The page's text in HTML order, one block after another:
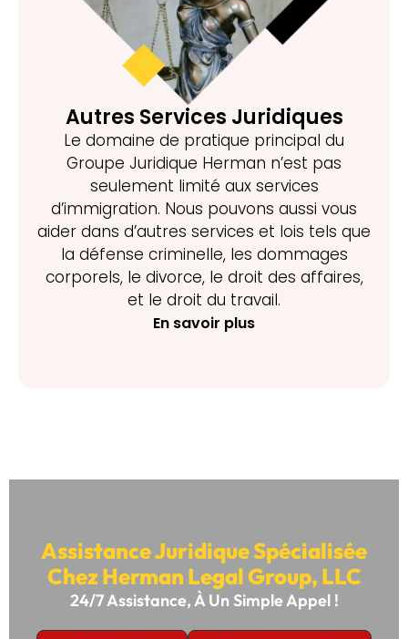
Autres Services Juridiques
Le domaine de pratique principal du
Groupe Juridique Herman n’est pas
seulement limité aux services
d’immigration. Nous pouvons aussi vous
aider dans d’autres services et lois tels que
la défense criminelle, les dommages
corporels, le divorce, le droit des affaires,
et le droit du travail.
En savoir plus
Assistance Juridique Spécialisée
Chez Herman Legal Group, LLC
24/7 Assistance, À Un Simple Appel !